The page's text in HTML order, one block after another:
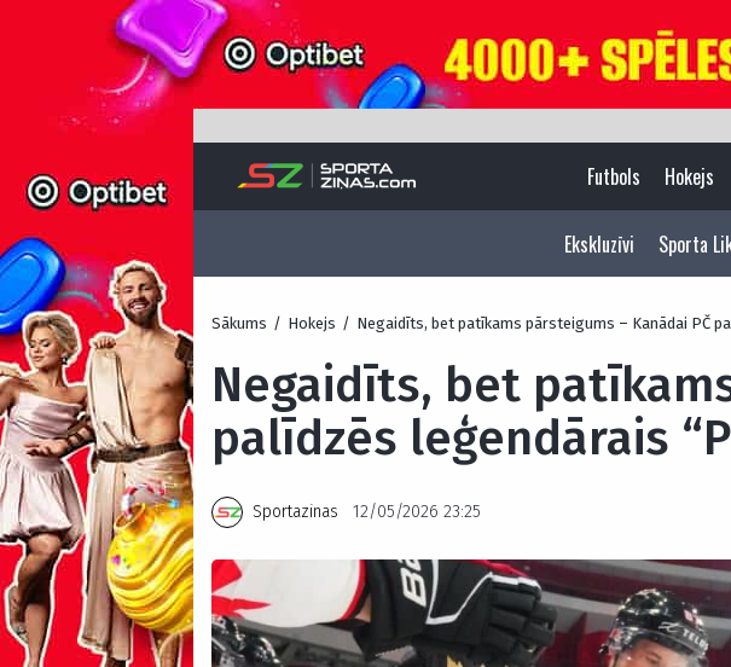
Futbols Hokejs
Ekskluzīvi Sporta
Sākums / Hokejs / Negaidīts, bet patīkams pārsteigums – Kanādai PČ
Negaidīts, bet
palīdzēs leģendārais
Sportazinas 12/05/2026 23:25